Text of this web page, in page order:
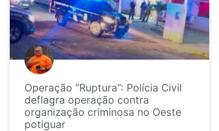
Operação “Ruptura”: Polícia Civil
deflagra operação contra
organização criminosa no Oeste
potiguar